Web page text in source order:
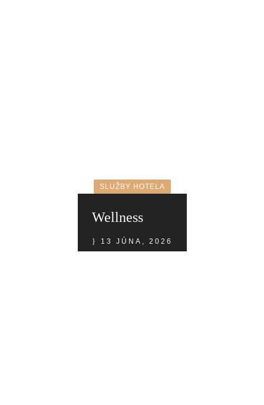
SLUŽBY HOTELA
Wellness
13 JÚNA, 2026